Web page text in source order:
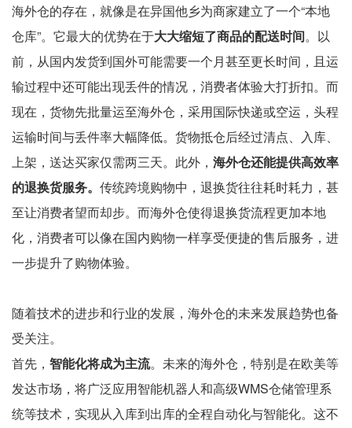
海外仓的存在，就像是在异国他乡为商家建立了一个“本地
仓库”。它最大的优势在于大大缩短了商品的配送时间。以
前，从国内发货到国外可能需要一个月甚至更长时间，且运
输过程中还可能出现丢件的情况，消费者体验大打折扣。而
现在，货物先批量运至海外仓，采用国际快递或空运，头程
运输时间与丢件率大幅降低。货物抵仓后经过清点、入库、
上架，送达买家仅需两三天。此外， 海外仓还能提供高效率
的退换货服务。 传统跨境购物中，退换货往往耗时耗力，甚
至让消费者望而却步。而海外仓使得退换货流程更加本地
化，消费者可以像在国内购物一样享受便捷的售后服务，进
一步提升了购物体验。
随着技术的进步和行业的发展，海外仓的未来发展趋势也备
受关注。
首先， 智能化将成为主流。未来的海外仓，特别是在欧美等
发达市场，将广泛应用智能机器人和高级WMS仓储管理系
统等技术，实现从入库到出库的全程自动化与智能化。这不